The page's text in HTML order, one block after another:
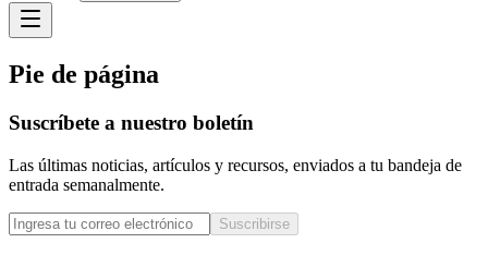
Pie de página
Suscríbete a nuestro boletín
Las últimas noticias, artículos y recursos, enviados a tu bandeja de
entrada semanalmente.
Suscribirse